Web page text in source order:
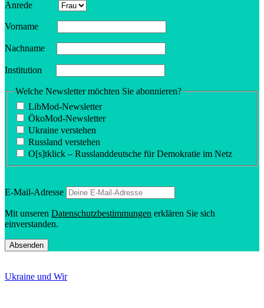
Anrede
Vorname
Nachname
Insti­tution
Welche Newsletter möchten Sie abonnieren?
LibMod-Newsletter
ÖkoMod-Newsletter
Ukraine verstehen
Russland verstehen
O[s]tklick – Russland­deutsche für Demokratie im Netz
E‑Mail-Adresse
Mit unseren Daten­schutz­be­stim­mungen erklären Sie sich
einverstanden.
Ukraine und Wir